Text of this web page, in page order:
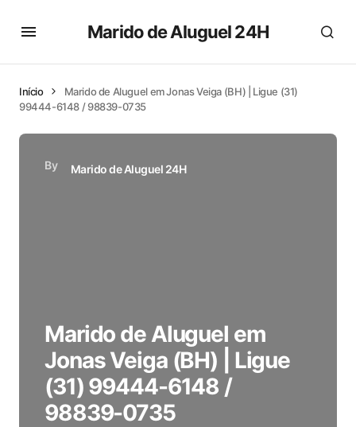
Marido de Aluguel 24H
Início
Marido de Aluguel em Jonas Veiga (BH) | Ligue (31)
99444-6148 / 98839-0735
By Marido de Aluguel 24H
Marido de Aluguel em
Jonas Veiga (BH) | Ligue
(31) 99444-6148 /
98839-0735